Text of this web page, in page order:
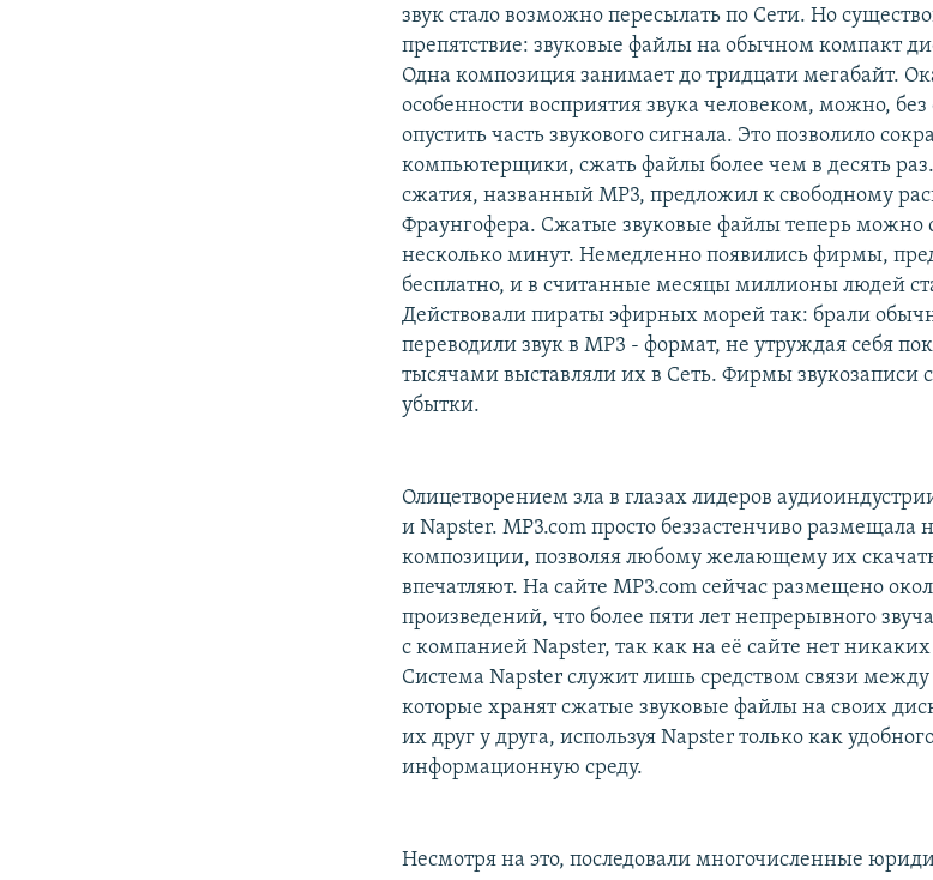
звук стало возможно пересылать по Сети. Но
препятствие: звуковые файлы на обычном компакт
Одна композиция занимает до тридцати мегабайт.
особенности восприятия звука человеком, можно, без
опустить часть звукового сигнала. Это позволило
компьютерщики, сжать файлы более чем в десять
сжатия, названный MP3, предложил к свободному
Фраунгофера. Сжатые звуковые файлы теперь можно
несколько минут. Немедленно появились фирмы,
бесплатно, и в считанные месяцы миллионы людей
Действовали пираты эфирных морей так: брали
переводили звук в MP3 - формат, не утруждая себя
тысячами выставляли их в Сеть. Фирмы звукозаписи
убытки.
Олицетворением зла в глазах лидеров
и Napster. MP3.com просто беззастенчиво размещала
композиции, позволяя любому желающему их
впечатляют. На сайте MP3.com сейчас размещено
произведений, что более пяти лет непрерывного
с компанией Napster, так как на её сайте нет
Система Napster служит лишь средством связи
которые хранят сжатые звуковые файлы на своих
их друг у друга, используя Napster только как
информационную среду.
Несмотря на это, последовали многочисленные